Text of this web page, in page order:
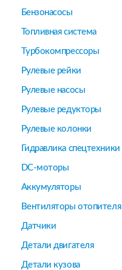
Бензонасосы
Топливная система
Турбокомпрессоры
Рулевые рейки
Рулевые насосы
Рулевые редукторы
Рулевые колонки
Гидравлика спецтехники
DC-моторы
Аккумуляторы
Вентиляторы отопителя
Датчики
Детали двигателя
Детали кузова